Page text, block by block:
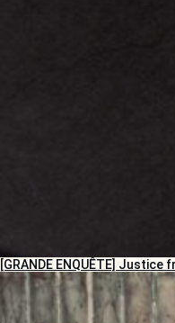
[GRANDE ENQUÊTE]